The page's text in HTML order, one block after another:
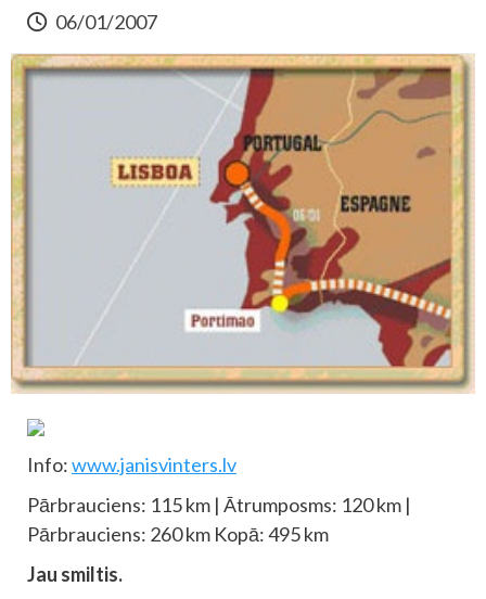
06/01/2007
Info:www.janisvinters.lv
Pārbrauciens: 115 km | Ātrumposms: 120 km |
Pārbrauciens: 260 km Kopā: 495 km
Jau smiltis.